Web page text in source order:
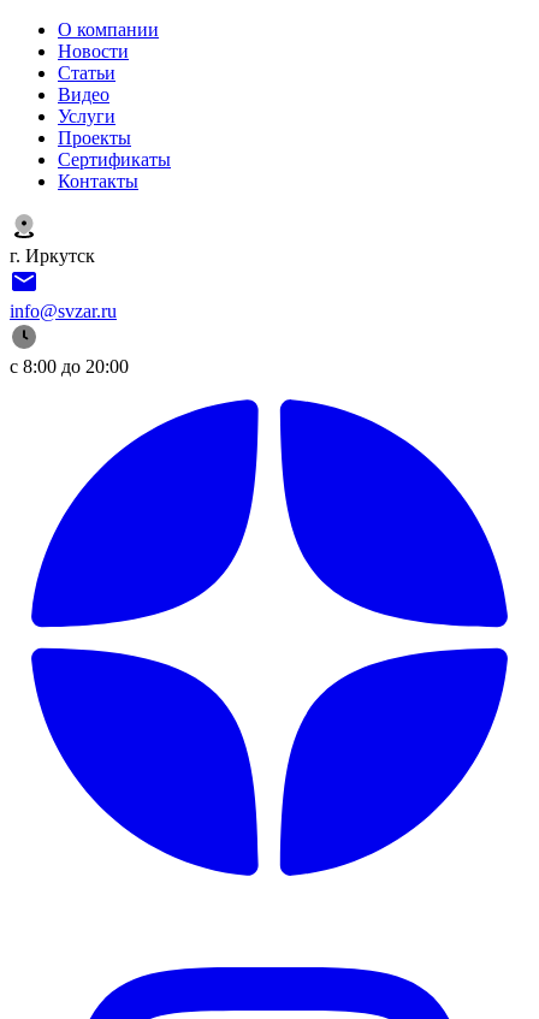
О компании
Новости
Статьи
Видео
Услуги
Проекты
Сертификаты
Контакты
г. Иркутск
info@svzar.ru
с 8:00 до 20:00